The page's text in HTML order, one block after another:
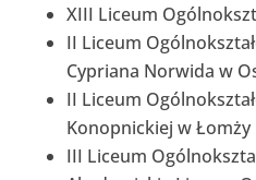
XIII Liceum
II Liceum
Cypriana Norwida w
II Liceum
Konopnickiej w Łomży
III Liceum